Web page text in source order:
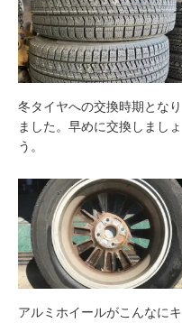
冬タイヤへの交換時期となり
ました。早めに交換しましょ
う。
アルミホイールがこんなにキ